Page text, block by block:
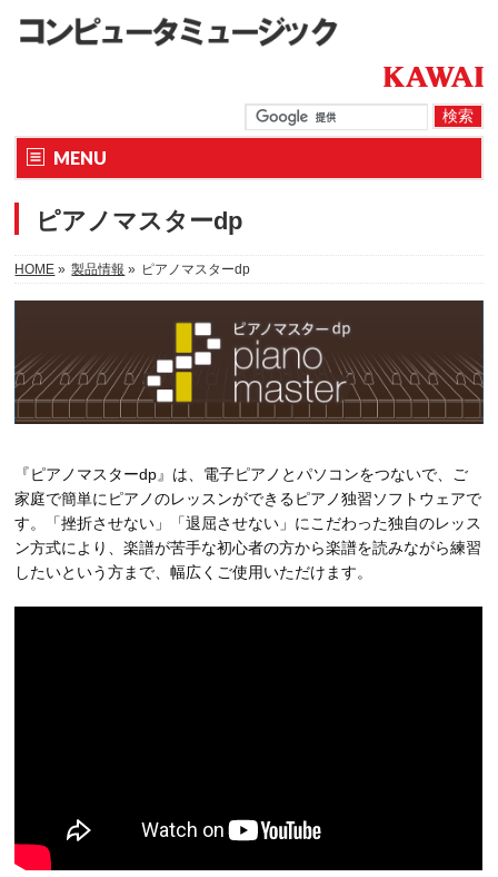
MENU
ピアノマスターdp
HOME » 製品情報 » ピアノマスターdp
『ピアノマスターdp』は、電子ピアノとパソコンをつないで、ご
家庭で簡単にピアノのレッスンができるピアノ独習ソフトウェアで
す。「挫折させない」「退屈させない」にこだわった独自のレッス
ン方式により、楽譜が苦手な初心者の方から楽譜を読みながら練習
したいという方まで、幅広くご使用いただけます。